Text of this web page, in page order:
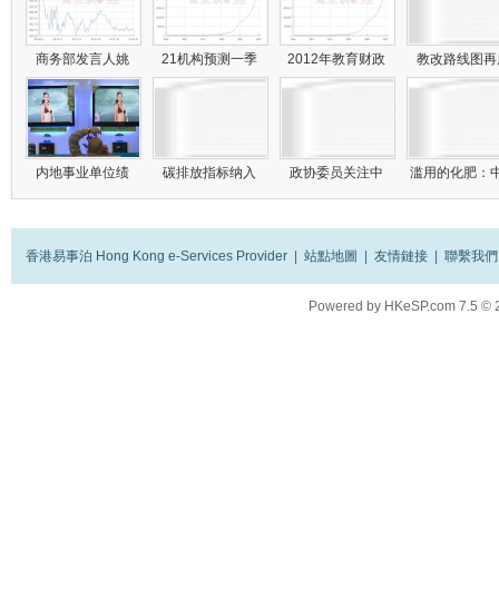
商务部发言人姚 21机构预测一季 2012年教育财政 教改路线图
内地事业单位绩 碳排放指标纳入 政协委员关注中 滥用的化肥：
香港易事泊 Hong Kong e-Services Provider 站點地圖 友情鏈接 聯繫我們
Powered by HKeSP.com 7.5 ©